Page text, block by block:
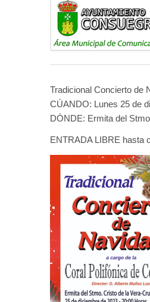
Tradicional Concierto de
CÚANDO: Lunes 25 de
DÓNDE: Ermita del
ENTRADA LIBRE hasta